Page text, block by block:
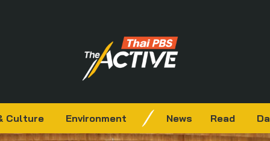
Culture Environment News Read